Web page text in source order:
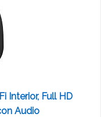
Interior, Full HD
Audio